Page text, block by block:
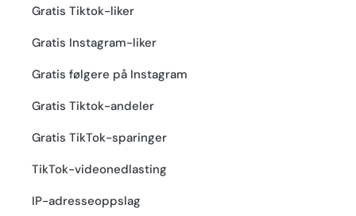
Gratis Tiktok-liker
Gratis Instagram-liker
Gratis følgere på Instagram
Gratis Tiktok-andeler
Gratis TikTok-sparinger
TikTok-videonedlasting
IP-adresseoppslag